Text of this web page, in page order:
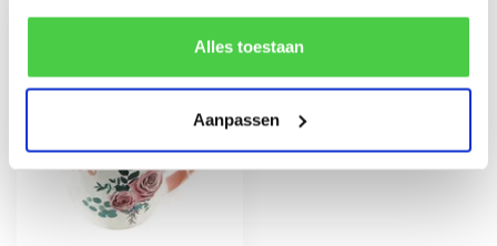
rekening mee dat als je bepaalde cookies blokkeert, het
de correcte werking van de website kan verstoren.
Alles toestaan
Aanpassen